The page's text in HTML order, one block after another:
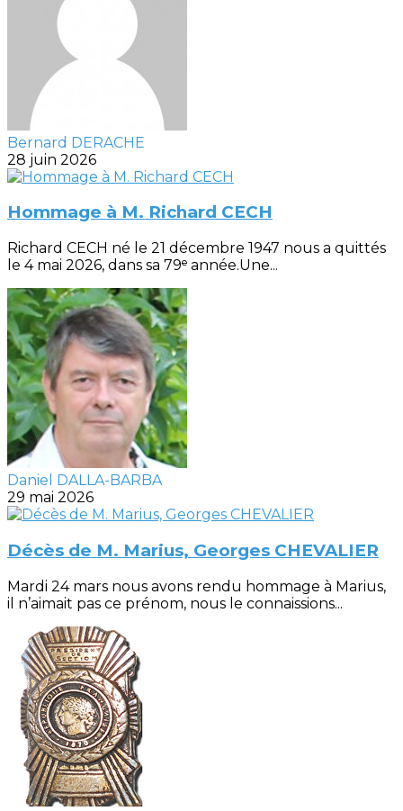
Bernard DERACHE
28 juin 2026
Hommage à M. Richard CECH
Richard CECH né le 21 décembre 1947 nous a quittés
le 4 mai 2026, dans sa 79ᵉ année.Une...
Daniel DALLA-BARBA
29 mai 2026
Décès de M. Marius, Georges CHEVALIER
Mardi 24 mars nous avons rendu hommage à Marius,
il n’aimait pas ce prénom, nous le connaissions...